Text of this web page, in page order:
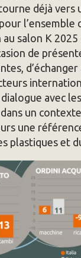
déjà vers
l’ensemble
salon K
de
d’échanger
avec
un
une
plastiques et